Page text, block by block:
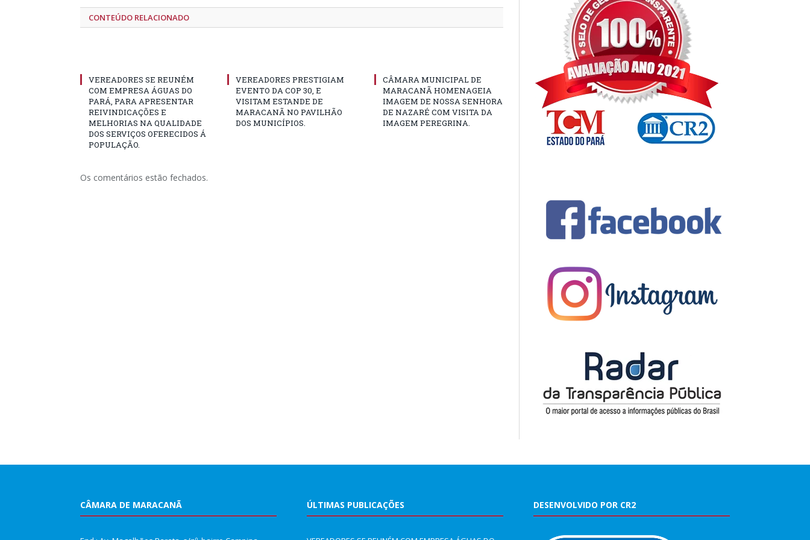
CONTEÚDO RELACIONADO
VEREADORES SE REUNÉM
COM EMPRESA ÁGUAS DO
PARÁ, PARA APRESENTAR
REIVINDICAÇÕES E
MELHORIAS NA QUALIDADE
DOS SERVIÇOS OFERECIDOS Á
POPULAÇÃO.
VEREADORES PRESTIGIAM
EVENTO DA COP 30, E
VISITAM ESTANDE DE
MARACANÃ NO PAVILHÃO
DOS MUNICÍPIOS.
CÂMARA MUNICIPAL DE
MARACANÃ HOMENAGEIA
IMAGEM DE NOSSA SENHORA
DE NAZARÉ COM VISITA DA
IMAGEM PEREGRINA.
Os comentários estão fechados.
CÂMARA DE MARACANÃ ÚLTIMAS PUBLICAÇÕES DESENVOLVIDO POR CR2